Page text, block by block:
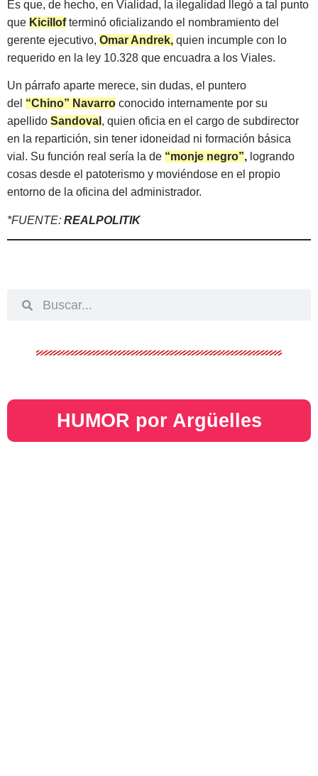
Es que, de hecho, en Vialidad, la ilegalidad llegó a tal punto
que Kicillof terminó oficializando el nombramiento del
gerente ejecutivo, Omar Andrek, quien incumple con lo
requerido en la ley 10.328 que encuadra a los Viales.
Un párrafo aparte merece, sin dudas, el puntero
del “Chino” Navarro conocido internamente por su
apellido Sandoval , quien oficia en el cargo de subdirector
en la repartición, sin tener idoneidad ni formación básica
vial. Su función real sería la de “monje negro”, logrando
cosas desde el patoterismo y moviéndose en el propio
entorno de la oficina del administrador.
*FUENTE: REALPOLITIK
HUMOR por Argüelles​